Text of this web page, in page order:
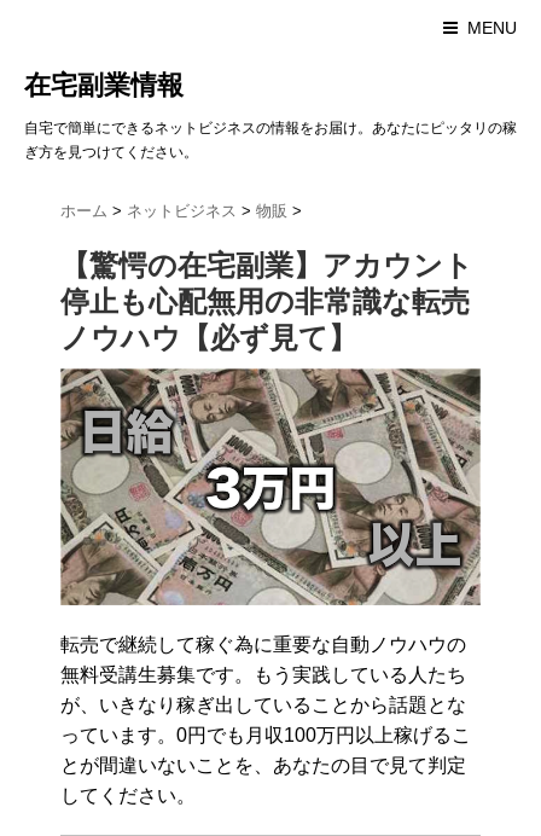
MENU
在宅副業情報
自宅で簡単にできるネットビジネスの情報をお届け。あなたにピッタリの稼
ぎ方を見つけてください。
ホーム > ネットビジネス > 物販 >
【驚愕の在宅副業】アカウント
停止も心配無用の非常識な転売
ノウハウ【必ず見て】
転売で継続して稼ぐ為に重要な自動ノウハウの
無料受講生募集です。もう実践している人たち
が、いきなり稼ぎ出していることから話題とな
っています。0円でも月収100万円以上稼げるこ
とが間違いないことを、あなたの目で見て判定
してください。